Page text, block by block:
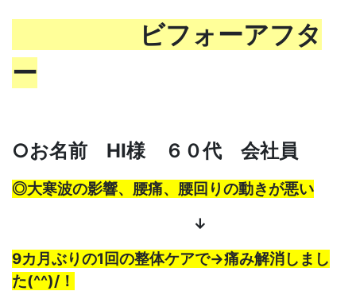
ビフォーアフタ
ー
○お名前 HI様 ６０代 会社員
◎大寒波の影響、腰痛、腰回りの動きが悪い
↓
9カ月ぶりの1回の整体ケアで→痛み解消しまし
た(^^)/！